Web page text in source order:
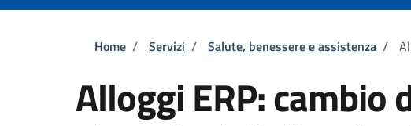
Briciole di pane
Home / Servizi / Salute, benessere e assistenza /
Alloggi ERP: cambio